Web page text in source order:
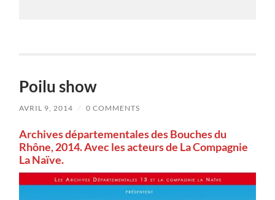
Poilu show
AVRIL 9, 2014 / 0 COMMENTS
Archives départementales des Bouches du
Rhône, 2014. Avec les acteurs de La Compagnie
La Naïve.